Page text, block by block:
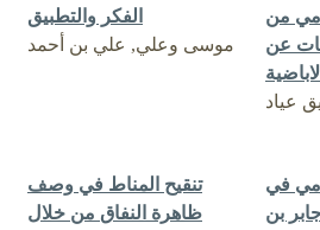
الفكر والتطبيق
موسى وعلي, علي بن أحمد
من
عن
الاباضية
عياد
تنقيح المناط في وصف
ظاهرة النفاق من خلال
في
بن